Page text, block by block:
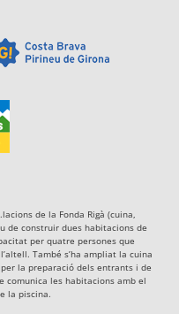
de la Fonda Rigà (cuina,
de construir dues habitacions de
per quatre persones que
També s’ha ampliat la cuina
la preparació dels entrants i de
comunica les habitacions amb el
la piscina.